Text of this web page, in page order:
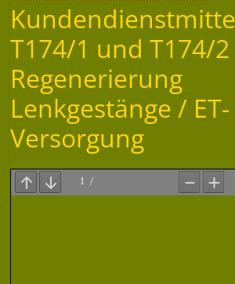
T174/1 und T174/2
Regenerierung
Lenkgestänge / ET-
Versorgung